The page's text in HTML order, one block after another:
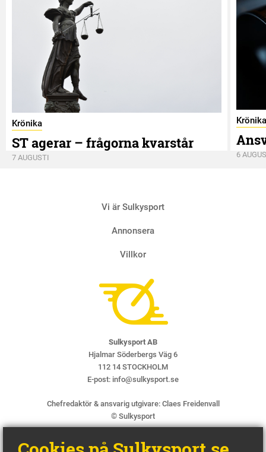
Krönika
ST agerar – frågorna kvarstår
7 AUGUSTI
Krönika
6
Vi är Sulkysport
Annonsera
Villkor
Sulkysport AB
Hjalmar Söderbergs Väg 6
112 14 STOCKHOLM
E-post: info@sulkysport.se
Chefredaktör & ansvarig utgivare: Claes Freidenvall
© Sulkysport